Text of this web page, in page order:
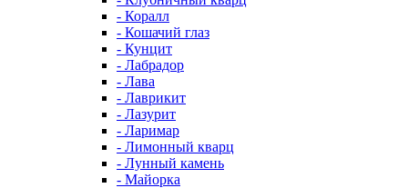
- Коралл
- Кошачий глаз
- Кунцит
- Лабрадор
- Лава
- Лаврикит
- Лазурит
- Ларимар
- Лимонный кварц
- Лунный камень
- Майорка